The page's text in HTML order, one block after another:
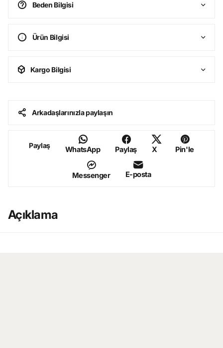
Beden Bilgisi
Ürün Bilgisi
Kargo Bilgisi
Arkadaşlarınızla paylaşın
Paylaş WhatsApp Paylaş X Pin'le
Messenger E-posta
Açıklama